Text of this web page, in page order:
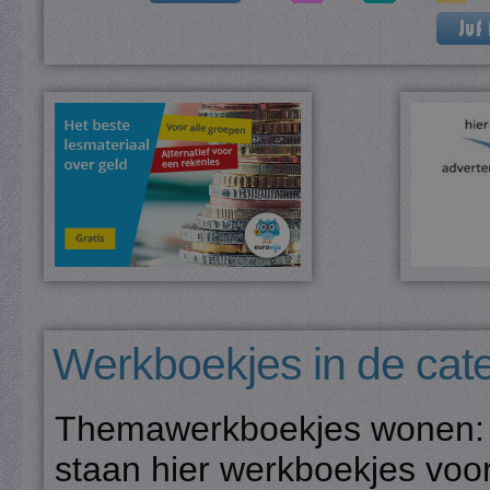
Werkboekjes in de
Themawerkboekjes
staan hier werkboekjes